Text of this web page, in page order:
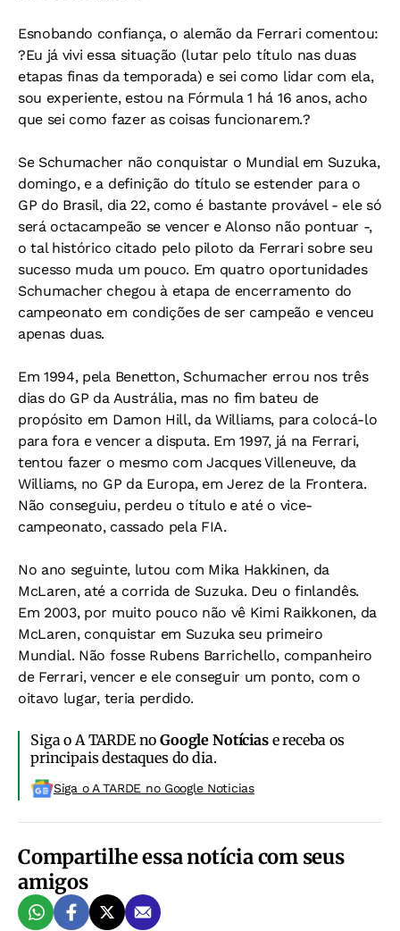
Esnobando confiança, o alemão da Ferrari comentou:
?Eu já vivi essa situação (lutar pelo título nas duas
etapas finas da temporada) e sei como lidar com ela,
sou experiente, estou na Fórmula 1 há 16 anos, acho
que sei como fazer as coisas funcionarem.?
Se Schumacher não conquistar o Mundial em Suzuka,
domingo, e a definição do título se estender para o
GP do Brasil, dia 22, como é bastante provável - ele só
será octacampeão se vencer e Alonso não pontuar -,
o tal histórico citado pelo piloto da Ferrari sobre seu
sucesso muda um pouco. Em quatro oportunidades
Schumacher chegou à etapa de encerramento do
campeonato em condições de ser campeão e venceu
apenas duas.
Em 1994, pela Benetton, Schumacher errou nos três
dias do GP da Austrália, mas no fim bateu de
propósito em Damon Hill, da Williams, para colocá-lo
para fora e vencer a disputa. Em 1997, já na Ferrari,
tentou fazer o mesmo com Jacques Villeneuve, da
Williams, no GP da Europa, em Jerez de la Frontera.
Não conseguiu, perdeu o título e até o vice-
campeonato, cassado pela FIA.
No ano seguinte, lutou com Mika Hakkinen, da
McLaren, até a corrida de Suzuka. Deu o finlandês.
Em 2003, por muito pouco não vê Kimi Raikkonen, da
McLaren, conquistar em Suzuka seu primeiro
Mundial. Não fosse Rubens Barrichello, companheiro
de Ferrari, vencer e ele conseguir um ponto, com o
oitavo lugar, teria perdido.
Siga o A TARDE noGoogle Notíciase receba os
principais destaques do dia.
Siga o A TARDE no Google Noticias
Compartilhe essa notícia com seus
amigos